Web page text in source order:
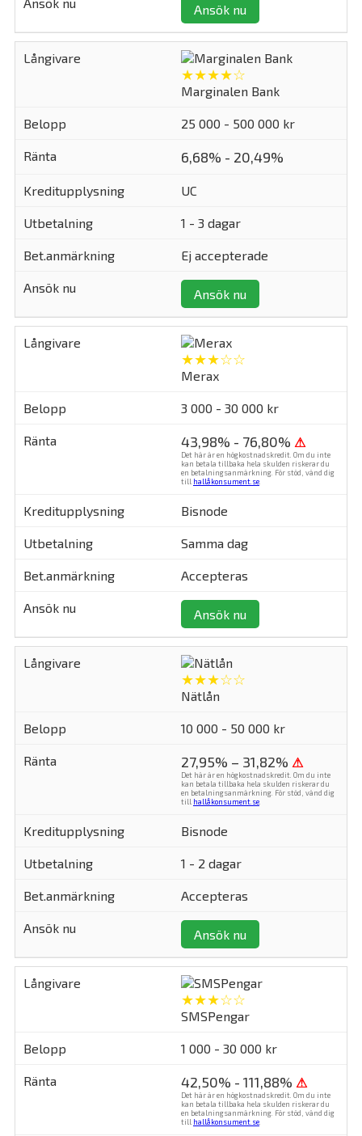
Ansök nu
★★★★☆
Marginalen Bank
25 000 - 500 000 kr
6,68% - 20,49%
UC
1 - 3 dagar
Ej accepterade
Ansök nu
★★★☆☆
Merax
3 000 - 30 000 kr
43,98% - 76,80% ⚠
Det här är en högkostnadskredit. Om du inte
kan betala tillbaka hela skulden riskerar du
en betalningsanmärkning. För stöd, vänd dig
till hallåkonsument.se
Bisnode
Samma dag
Accepteras
Ansök nu
★★★☆☆
Nätlån
10 000 - 50 000 kr
27,95% – 31,82% ⚠
Det här är en högkostnadskredit. Om du inte
kan betala tillbaka hela skulden riskerar du
en betalningsanmärkning. För stöd, vänd dig
till hallåkonsument.se
Bisnode
1 - 2 dagar
Accepteras
Ansök nu
★★★☆☆
SMSPengar
1 000 - 30 000 kr
42,50% - 111,88% ⚠
Det här är en högkostnadskredit. Om du inte
kan betala tillbaka hela skulden riskerar du
en betalningsanmärkning. För stöd, vänd dig
till hallåkonsument.se